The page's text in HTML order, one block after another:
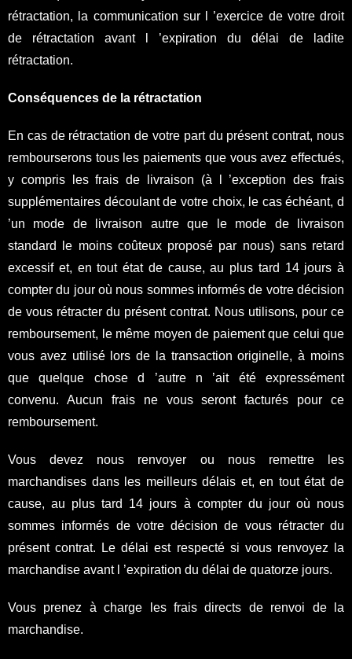
rétractation, la communication sur l ’exercice de votre droit
de rétractation avant l ’expiration du délai de ladite
rétractation.
Conséquences de la rétractation
En cas de rétractation de votre part du présent contrat, nous
rembourserons tous les paiements que vous avez effectués,
y compris les frais de livraison (à l ’exception des frais
supplémentaires découlant de votre choix, le cas échéant, d
’un mode de livraison autre que le mode de livraison
standard le moins coûteux proposé par nous) sans retard
excessif et, en tout état de cause, au plus tard 14 jours à
compter du jour où nous sommes informés de votre décision
de vous rétracter du présent contrat. Nous utilisons, pour ce
remboursement, le même moyen de paiement que celui que
vous avez utilisé lors de la transaction originelle, à moins
que quelque chose d ’autre n ’ait été expressément
convenu. Aucun frais ne vous seront facturés pour ce
remboursement.
Vous devez nous renvoyer ou nous remettre les
marchandises dans les meilleurs délais et, en tout état de
cause, au plus tard 14 jours à compter du jour où nous
sommes informés de votre décision de vous rétracter du
présent contrat. Le délai est respecté si vous renvoyez la
marchandise avant l ’expiration du délai de quatorze jours.
Vous prenez à charge les frais directs de renvoi de la
marchandise.